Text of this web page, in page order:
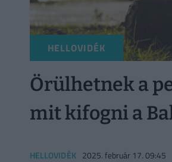
HELLOVIDÉK
Örülhetnek a
mit kifogni a
HELLOVIDÉK 2025. február 17. 09:45